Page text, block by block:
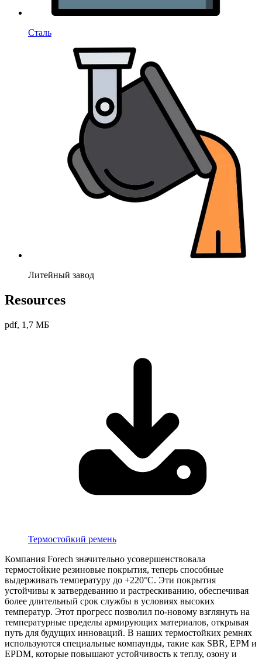
Сталь
Литейный завод
Resources
pdf, 1,7 МБ
Термостойкий ремень
Компания Forech значительно усовершенствовала
термостойкие резиновые покрытия, теперь способные
выдерживать температуру до +220°C. Эти покрытия
устойчивы к затвердеванию и растрескиванию, обеспечивая
более длительный срок службы в условиях высоких
температур. Этот прогресс позволил по-новому взглянуть на
температурные пределы армирующих материалов, открывая
путь для будущих инноваций. В наших термостойких ремнях
используются специальные компаунды, такие как SBR, EPM и
EPDM, которые повышают устойчивость к теплу, озону и